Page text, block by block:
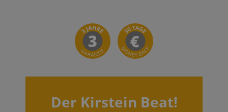
Der Kirstein Beat!